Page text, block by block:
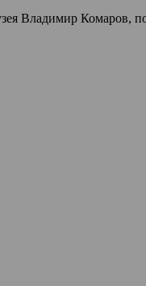
Владимир Комаров,